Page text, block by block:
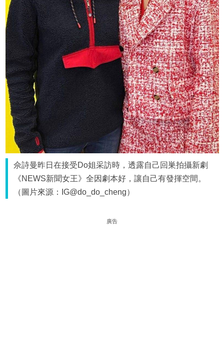
佘詩曼昨日在接受Do姐采訪時，透露自己回巣拍攝新劇
《NEWS新聞女王》全因劇本好，讓自己有發揮空間。
（圖片來源：IG@do_do_cheng）
廣告